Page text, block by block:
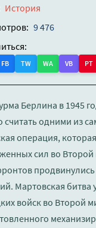
История
9 476
FB TW WA VB PT
Берлина в 1945
одними из
операция,
сил во Второй
Мартовская битва
войск во Второй